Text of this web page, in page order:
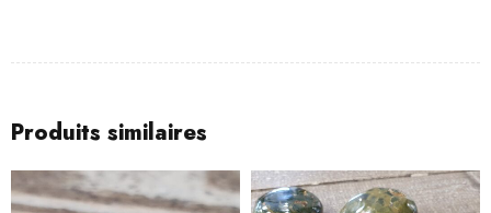
Produits similaires